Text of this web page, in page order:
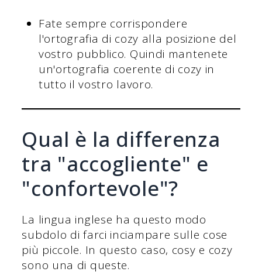
Fate sempre corrispondere
l'ortografia di cozy alla posizione del
vostro pubblico. Quindi mantenete
un'ortografia coerente di cozy in
tutto il vostro lavoro.
Qual è la differenza
tra "accogliente" e
"confortevole"?
La lingua inglese ha questo modo
subdolo di farci inciampare sulle cose
più piccole. In questo caso, cosy e cozy
sono una di queste.